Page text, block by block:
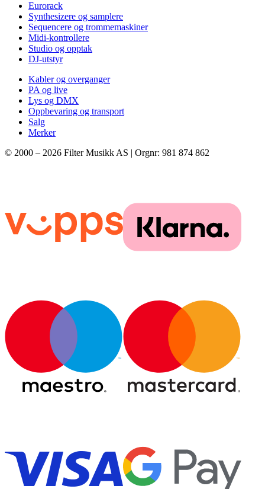
Eurorack
Synthesizere og samplere
Sequencere og trommemaskiner
Midi-kontrollere
Studio og opptak
DJ-utstyr
Kabler og overganger
PA og live
Lys og DMX
Oppbevaring og transport
Salg
Merker
© 2000 – 2026 Filter Musikk AS | Orgnr: 981 874 862